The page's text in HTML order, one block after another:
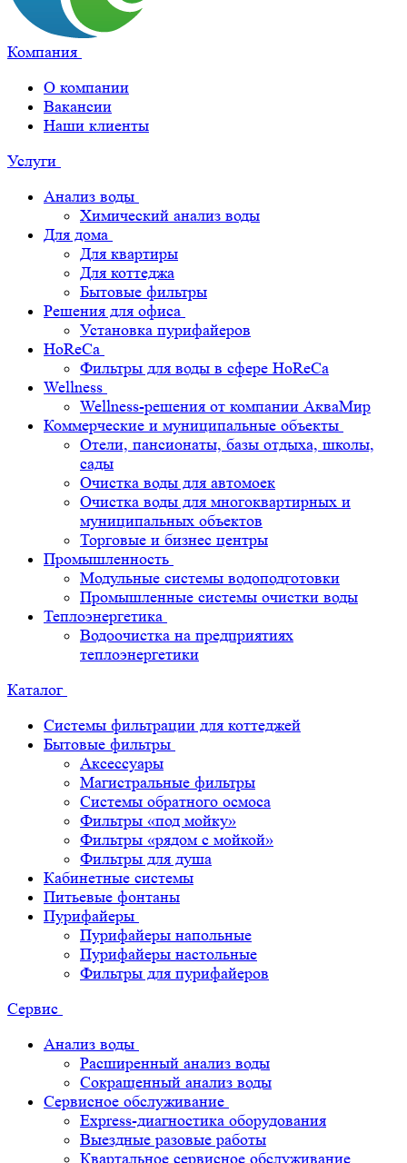
Компания
О компании
Вакансии
Наши клиенты
Услуги
Анализ воды
Химический анализ воды
Для дома
Для квартиры
Для коттеджа
Бытовые фильтры
Решения для офиса
Установка пурифайеров
HoReCa
Фильтры для воды в сфере HoReCa
Wellness
Wellness-решения от компании АкваМир
Коммерческие и муниципальные объекты
Отели, пансионаты, базы отдыха, школы,
сады
Очистка воды для автомоек
Очистка воды для многоквартирных и
муниципальных объектов
Торговые и бизнес центры
Промышленность
Модульные системы водоподготовки
Промышленные системы очистки воды
Теплоэнергетика
Водоочистка на предприятиях
теплоэнергетики
Каталог
Системы фильтрации для коттеджей
Бытовые фильтры
Аксессуары
Магистральные фильтры
Системы обратного осмоса
Фильтры «под мойку»
Фильтры «рядом с мойкой»
Фильтры для душа
Кабинетные системы
Питьевые фонтаны
Пурифайеры
Пурифайеры напольные
Пурифайеры настольные
Фильтры для пурифайеров
Сервис
Анализ воды
Расширенный анализ воды
Сокращенный анализ воды
Сервисное обслуживание
Express-диагностика оборудования
Выездные разовые работы
Квартальное сервисное обслуживание